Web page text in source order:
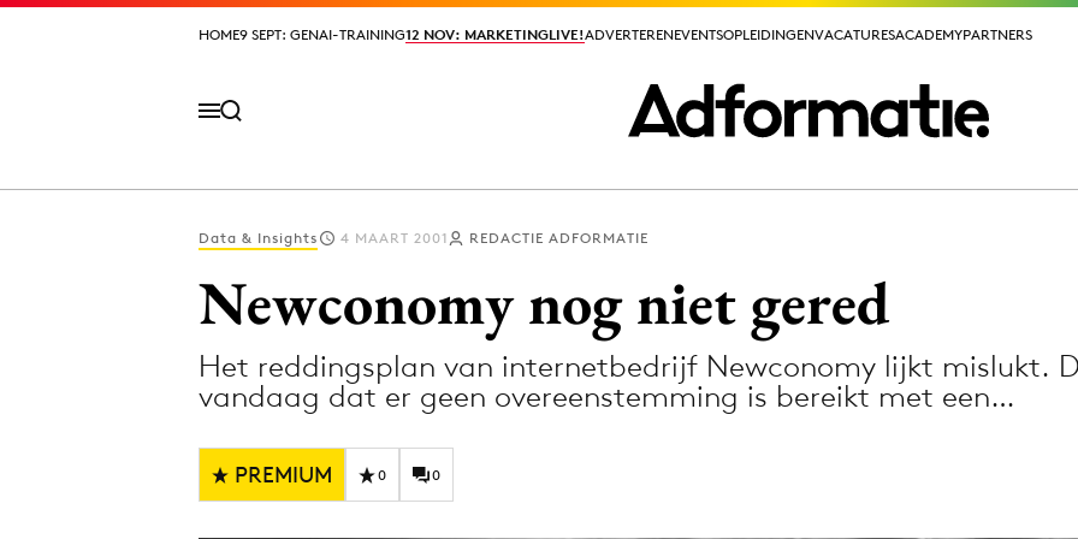
HOME9 SEPT: GENAI-TRAINING12 NOV: MARKETINGLIVE!ADVERTERENEVENTSOPLEIDINGENVACATURESACADEMYPARTNERS
HOME9 SEPT: GENAI-TRAINING12 NOV: MARKETINGLIVE!ADVERTERENEVENTSOPLEIDINGENVACATURESACADEMYPARTNERS
Digital transformation
Diversiteit
Data & Insights 4 MAART 2001 REDACTIE ADFORMATIE
Newconomy nog niet gered
Het reddingsplan van internetbedrijf Newconomy lijkt mislukt.
vandaag dat er geen overeenstemming is bereikt met een…
PREMIUM 0 0